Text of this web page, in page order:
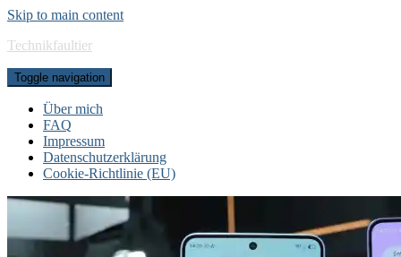
Skip to main content
Technikfaultier
Toggle navigation
Über mich
FAQ
Impressum
Datenschutzerklärung
Cookie-Richtlinie (EU)